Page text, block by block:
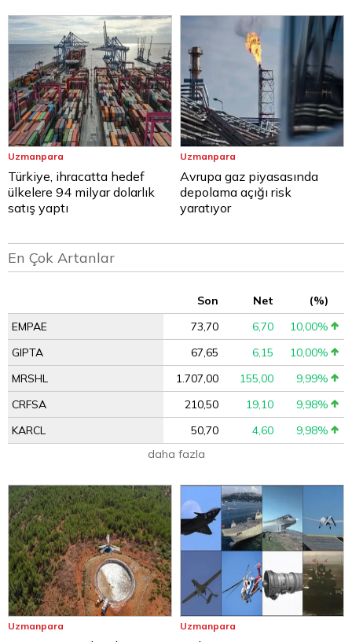
Uzmanpara
Türkiye, ihracatta hedef
ülkelere 94 milyar dolarlık
satış yaptı
Uzmanpara
Avrupa gaz piyasasında
depolama açığı risk
yaratıyor
En Çok Artanlar
Son Net
(%)
EMPAE
73,70 6,70
10,00%
GIPTA
67,65 6,15
10,00%
MRSHL
1.707,00 155,00
9,99%
CRFSA
210,50 19,10
9,98%
KARCL
50,70 4,60
9,98%
daha fazla
Uzmanpara Uzmanpara